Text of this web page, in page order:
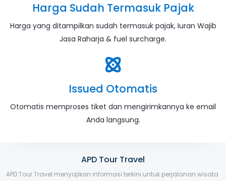
Harga Sudah Termasuk Pajak
Harga yang ditampilkan sudah termasuk pajak, Iuran Wajib
Jasa Raharja & fuel surcharge.
Issued Otomatis
Otomatis memproses tiket dan mengirimkannya ke email
Anda langsung.
APD Tour Travel
APD Tour Travel menyajikan informasi terkini untuk perjalanan wisata